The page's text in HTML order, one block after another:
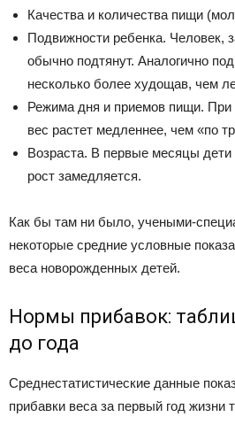
Качества и количества пищи
Подвижности ребенка. Человек,
обычно подтянут. Аналогично
несколько более худощав, чем
Режима дня и приемов пищи. При
вес растет медленнее, чем «по
Возраста. В первые месяцы дети
рост замедляется.
Как бы там ни было, учеными-
некоторые средние условные
веса новорожденных детей.
Нормы прибавок:
до года
Среднестатистические данные
прибавки веса за первый год жизни